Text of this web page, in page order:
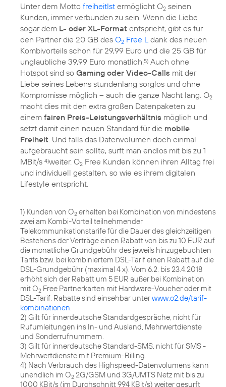
Unter dem Motto freiheitIst ermöglicht O2 seinen
Kunden, immer verbunden zu sein. Wenn die Liebe
sogar dem L- oder XL-Format entspricht, gibt es für
den Partner die 20 GB des O2 Free L dank des neuen
Kombivorteils schon für 29,99 Euro und die 25 GB für
unglaubliche 39,99 Euro monatlich. 5) Auch ohne
Hotspot sind so Gaming oder Video-Calls mit der
Liebe seines Lebens stundenlang sorglos und ohne
Kompromisse möglich – auch die ganze Nacht lang. O2
macht dies mit den extra großen Datenpaketen zu
einem fairen Preis-Leistungsverhältnis möglich und
setzt damit einen neuen Standard für die mobile
Freiheit . Und falls das Datenvolumen doch einmal
aufgebraucht sein sollte, surft man endlos mit bis zu 1
MBit/s 4)weiter. O2 Free Kunden können ihren Alltag frei
und individuell gestalten, so wie es ihrem digitalen
Lifestyle entspricht.
1) Kunden von O2 erhalten bei Kombination von mindestens
zwei am Kombi-Vorteil teilnehmender
Telekommunikationstarife für die Dauer des gleichzeitigen
Bestehens der Verträge einen Rabatt von bis zu 10 EUR auf
die monatliche Grundgebühr des jeweils hinzugebuchten
Tarifs bzw. bei kombiniertem DSL-Tarif einen Rabatt auf die
DSL-Grundgebühr (maximal 4 x). Vom 6.2. bis 23.4.2018
erhöht sich der Rabatt um 5 EUR außer bei Kombination
mit O2 Free Partnerkarten mit Hardware-Voucher oder mit
DSL-Tarif. Rabatte sind einsehbar unterwww.o2.de/tarif-
kombinationen
2) Gilt für innerdeutsche Standardgespräche, nicht für
Rufumleitungen ins In- und Ausland, Mehrwertdienste
und Sonderrufnummern.
3) Gilt für innerdeutsche Standard-SMS, nicht für SMS -
Mehrwertdienste mit Premium-Billing.
4) Nach Verbrauch des Highspeed-Datenvolumens kann
unendlich im O2 2G/GSM und 3G/UMTS Netz mit bis zu
1000 KBit/s (im Durchschnitt 994 KBit/s) weiter gesurft